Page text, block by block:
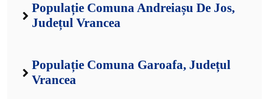
Populație Comuna Andreiașu De Jos,
Județul Vrancea
Populație Comuna Garoafa, Județul
Vrancea